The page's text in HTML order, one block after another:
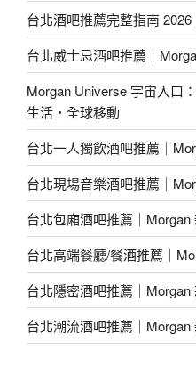
台北酒吧推薦完整指南
台北威士忌酒吧推薦｜
Morgan Universe 宇宙入口
生活・全球移動
台北一人獨飲酒吧推薦｜
台北現場音樂酒吧推薦｜
台北包廂酒吧推薦｜Morgan
台北高端餐廳/餐酒推薦｜
台北隱密酒吧推薦｜Morgan
台北潮流酒吧推薦｜Morgan